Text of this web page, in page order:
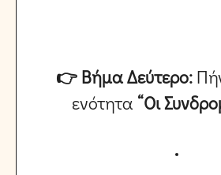
👉 Βήμα Δεύτερο:
ενότητα “Οι